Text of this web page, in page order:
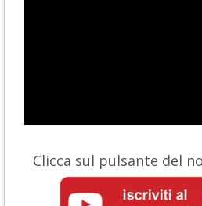
Clicca sul pulsante del